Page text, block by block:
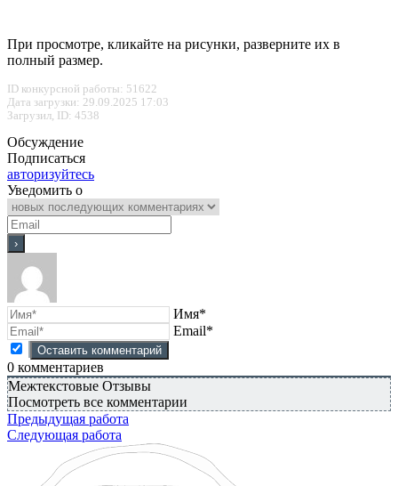
При просмотре, кликайте на рисунки, разверните их в
полный размер.
ID конкурсной работы: 51622
Дата загрузки: 29.09.2025 17:03
Загрузил, ID: 4538
Обсуждение
Подписаться
авторизуйтесь
Уведомить о
Имя*
Email*
0 комментариев
Межтекстовые Отзывы
Посмотреть все комментарии
Предыдущая работа
Следующая работа